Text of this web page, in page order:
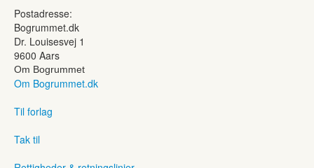
Postadresse:
Bogrummet.dk
Dr. Louisesvej 1
9600 Aars
Om Bogrummet
Om Bogrummet.dk
Til forlag
Tak til